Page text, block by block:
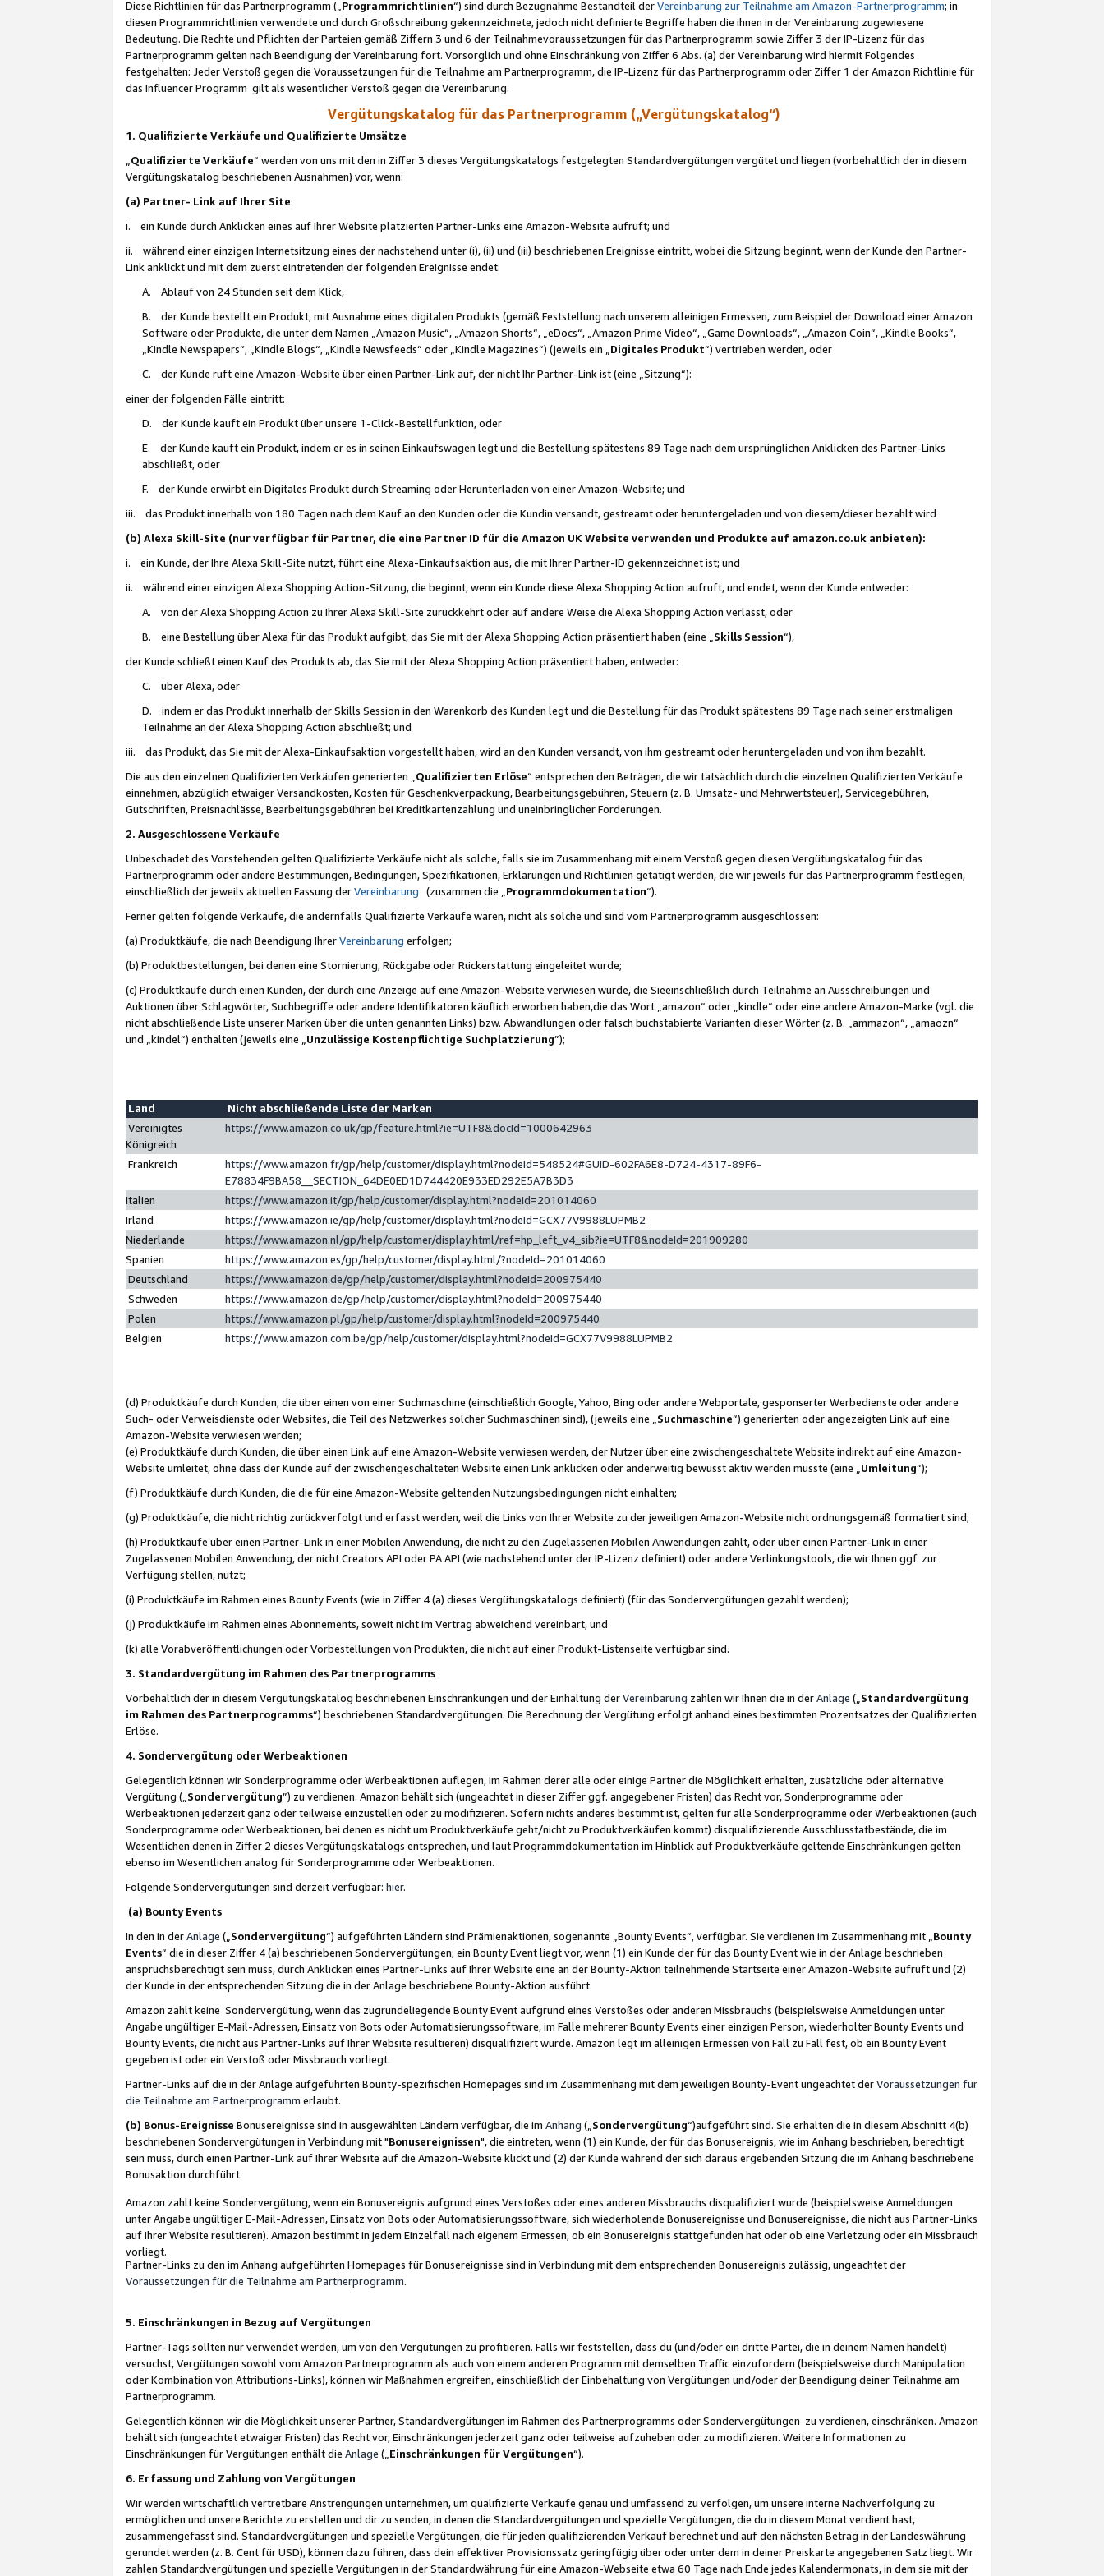
Diese Richtlinien für das Partnerprogramm („Programmrichtlinien“) sind durch Bezugnahme Bestandteil derVereinbarung zur Teilnahme am Amazon-Partnerprogramm; in
diesen Programmrichtlinien verwendete und durch Großschreibung gekennzeichnete, jedoch nicht definierte Begriffe haben die ihnen in der Vereinbarung zugewiesene
Bedeutung. Die Rechte und Pflichten der Parteien gemäß Ziffern 3 und 6 der Teilnahmevoraussetzungen für das Partnerprogramm sowie Ziffer 3 der IP-Lizenz für das
Partnerprogramm gelten nach Beendigung der Vereinbarung fort. Vorsorglich und ohne Einschränkung von Ziffer 6 Abs. (a) der Vereinbarung wird hiermit Folgendes
festgehalten: Jeder Verstoß gegen die Voraussetzungen für die Teilnahme am Partnerprogramm, die IP-Lizenz für das Partnerprogramm oder Ziffer 1 der Amazon Richtlinie für
das Influencer Programm gilt als wesentlicher Verstoß gegen die Vereinbarung.
Vergütungskatalog für das Partnerprogramm („Vergütungskatalog“)
1. Qualifizierte Verkäufe und Qualifizierte Umsätze
Qualifizierte Verkäufe“ werden von uns mit den in Ziffer 3 dieses Vergütungskatalogs festgelegten Standardvergütungen vergütet und liegen (vorbehaltlich der in diesem
Vergütungskatalog beschriebenen Ausnahmen) vor, wenn:
(a) Partner- Link auf Ihrer Site:
i. ein Kunde durch Anklicken eines auf Ihrer Website platzierten Partner-Links eine Amazon-Website aufruft; und
ii. während einer einzigen Internetsitzung eines der nachstehend unter (i), (ii) und (iii) beschriebenen Ereignisse eintritt, wobei die Sitzung beginnt, wenn der Kunde den Partner-
Link anklickt und mit dem zuerst eintretenden der folgenden Ereignisse endet:
A. Ablauf von 24 Stunden seit dem Klick,
B. der Kunde bestellt ein Produkt, mit Ausnahme eines digitalen Produkts (gemäß Feststellung nach unserem alleinigen Ermessen, zum Beispiel der Download einer Amazon
Software oder Produkte, die unter dem Namen „Amazon Music“, „Amazon Shorts“, „eDocs“, „Amazon Prime Video“, „Game Downloads“, „Amazon Coin“, „Kindle Books“,
„Kindle Newspapers“, „Kindle Blogs“, „Kindle Newsfeeds“ oder „Kindle Magazines“) (jeweils ein „ Digitales Produkt“) vertrieben werden, oder
C. der Kunde ruft eine Amazon-Website über einen Partner-Link auf, der nicht Ihr Partner-Link ist (eine „Sitzung“):
einer der folgenden Fälle eintritt:
D. der Kunde kauft ein Produkt über unsere 1-Click-Bestellfunktion, oder
E. der Kunde kauft ein Produkt, indem er es in seinen Einkaufswagen legt und die Bestellung spätestens 89 Tage nach dem ursprünglichen Anklicken des Partner-Links
abschließt, oder
F. der Kunde erwirbt ein Digitales Produkt durch Streaming oder Herunterladen von einer Amazon-Website; und
iii. das Produkt innerhalb von 180 Tagen nach dem Kauf an den Kunden oder die Kundin versandt, gestreamt oder heruntergeladen und von diesem/dieser bezahlt wird
(b) Alexa Skill-Site (nur verfügbar für Partner, die eine Partner ID für die Amazon UK Website verwenden und Produkte auf amazon.co.uk anbieten):
i. ein Kunde, der Ihre Alexa Skill-Site nutzt, führt eine Alexa-Einkaufsaktion aus, die mit Ihrer Partner-ID gekennzeichnet ist; und
ii. während einer einzigen Alexa Shopping Action-Sitzung, die beginnt, wenn ein Kunde diese Alexa Shopping Action aufruft, und endet, wenn der Kunde entweder:
A. von der Alexa Shopping Action zu Ihrer Alexa Skill-Site zurückkehrt oder auf andere Weise die Alexa Shopping Action verlässt, oder
B. eine Bestellung über Alexa für das Produkt aufgibt, das Sie mit der Alexa Shopping Action präsentiert haben (eine „ Skills Session“),
der Kunde schließt einen Kauf des Produkts ab, das Sie mit der Alexa Shopping Action präsentiert haben, entweder:
C. über Alexa, oder
D. indem er das Produkt innerhalb der Skills Session in den Warenkorb des Kunden legt und die Bestellung für das Produkt spätestens 89 Tage nach seiner erstmaligen
Teilnahme an der Alexa Shopping Action abschließt; und
iii. das Produkt, das Sie mit der Alexa-Einkaufsaktion vorgestellt haben, wird an den Kunden versandt, von ihm gestreamt oder heruntergeladen und von ihm bezahlt.
Die aus den einzelnen Qualifizierten Verkäufen generierten „ Qualifizierten Erlöse“ entsprechen den Beträgen, die wir tatsächlich durch die einzelnen Qualifizierten Verkäufe
einnehmen, abzüglich etwaiger Versandkosten, Kosten für Geschenkverpackung, Bearbeitungsgebühren, Steuern (z. B. Umsatz- und Mehrwertsteuer), Servicegebühren,
Gutschriften, Preisnachlässe, Bearbeitungsgebühren bei Kreditkartenzahlung und uneinbringlicher Forderungen.
2. Ausgeschlossene Verkäufe
Unbeschadet des Vorstehenden gelten Qualifizierte Verkäufe nicht als solche, falls sie im Zusammenhang mit einem Verstoß gegen diesen Vergütungskatalog für das
Partnerprogramm oder andere Bestimmungen, Bedingungen, Spezifikationen, Erklärungen und Richtlinien getätigt werden, die wir jeweils für das Partnerprogramm festlegen,
einschließlich der jeweils aktuellen Fassung derVereinbarung (zusammen die „ Programmdokumentation“).
Ferner gelten folgende Verkäufe, die andernfalls Qualifizierte Verkäufe wären, nicht als solche und sind vom Partnerprogramm ausgeschlossen:
(a) Produktkäufe, die nach Beendigung IhrerVereinbarung erfolgen;
(b) Produktbestellungen, bei denen eine Stornierung, Rückgabe oder Rückerstattung eingeleitet wurde;
(c) Produktkäufe durch einen Kunden, der durch eine Anzeige auf eine Amazon-Website verwiesen wurde, die Sieeinschließlich durch Teilnahme an Ausschreibungen und
Auktionen über Schlagwörter, Suchbegriffe oder andere Identifikatoren käuflich erworben haben,die das Wort „amazon“ oder „kindle“ oder eine andere Amazon-Marke (vgl. die
nicht abschließende Liste unserer Marken über die unten genannten Links) bzw. Abwandlungen oder falsch buchstabierte Varianten dieser Wörter (z. B. „ammazon“, „amaozn“
und „kindel“) enthalten (jeweils eine „ Unzulässige Kostenpflichtige Suchplatzierung”);
Land
Nicht abschließende Liste der Marken
Vereinigtes
Königreich
https://www.amazon.co.uk/gp/feature.html?ie=UTF8&docId=1000642963
Frankreich
https://www.amazon.fr/gp/help/customer/display.html?nodeId=548524#GUID-602FA6E8-D724-4317-89F6-
E78834F9BA58__SECTION_64DE0ED1D744420E933ED292E5A7B3D3
Italien
https://www.amazon.it/gp/help/customer/display.html?nodeId=201014060
Irland
https://www.amazon.ie/gp/help/customer/display.html?nodeId=GCX77V9988LUPMB2
Niederlande
https://www.amazon.nl/gp/help/customer/display.html/ref=hp_left_v4_sib?ie=UTF8&nodeId=201909280
Spanien
https://www.amazon.es/gp/help/customer/display.html/?nodeId=201014060
Deutschland
https://www.amazon.de/gp/help/customer/display.html?nodeId=200975440
Schweden
https://www.amazon.de/gp/help/customer/display.html?nodeId=200975440
Polen
https://www.amazon.pl/gp/help/customer/display.html?nodeId=200975440
Belgien
https://www.amazon.com.be/gp/help/customer/display.html?nodeId=GCX77V9988LUPMB2
(d) Produktkäufe durch Kunden, die über einen von einer Suchmaschine (einschließlich Google, Yahoo, Bing oder andere Webportale, gesponserter Werbedienste oder andere
Such- oder Verweisdienste oder Websites, die Teil des Netzwerkes solcher Suchmaschinen sind), (jeweils eine „ Suchmaschine“) generierten oder angezeigten Link auf eine
Amazon-Website verwiesen werden;
(e) Produktkäufe durch Kunden, die über einen Link auf eine Amazon-Website verwiesen werden, der Nutzer über eine zwischengeschaltete Website indirekt auf eine Amazon-
Website umleitet, ohne dass der Kunde auf der zwischengeschalteten Website einen Link anklicken oder anderweitig bewusst aktiv werden müsste (eine „ Umleitung“);
(f) Produktkäufe durch Kunden, die die für eine Amazon-Website geltenden Nutzungsbedingungen nicht einhalten;
(g) Produktkäufe, die nicht richtig zurückverfolgt und erfasst werden, weil die Links von Ihrer Website zu der jeweiligen Amazon-Website nicht ordnungsgemäß formatiert sind;
(h) Produktkäufe über einen Partner-Link in einer Mobilen Anwendung, die nicht zu den Zugelassenen Mobilen Anwendungen zählt, oder über einen Partner-Link in einer
Zugelassenen Mobilen Anwendung, der nicht Creators API oder PA API (wie nachstehend unter der IP-Lizenz definiert) oder andere Verlinkungstools, die wir Ihnen ggf. zur
Verfügung stellen, nutzt;
(i) Produktkäufe im Rahmen eines Bounty Events (wie in Ziffer 4 (a) dieses Vergütungskatalogs definiert) (für das Sondervergütungen gezahlt werden);
(j) Produktkäufe im Rahmen eines Abonnements, soweit nicht im Vertrag abweichend vereinbart, und
(k) alle Vorabveröffentlichungen oder Vorbestellungen von Produkten, die nicht auf einer Produkt-Listenseite verfügbar sind.
3. Standardvergütung im Rahmen des Partnerprogramms
Vorbehaltlich der in diesem Vergütungskatalog beschriebenen Einschränkungen und der Einhaltung derVereinbarung zahlen wir Ihnen die in derAnlage („ Standardvergütung
im Rahmen des Partnerprogramms“) beschriebenen Standardvergütungen. Die Berechnung der Vergütung erfolgt anhand eines bestimmten Prozentsatzes der Qualifizierten
Erlöse.
4. Sondervergütung oder Werbeaktionen
Gelegentlich können wir Sonderprogramme oder Werbeaktionen auflegen, im Rahmen derer alle oder einige Partner die Möglichkeit erhalten, zusätzliche oder alternative
Vergütung („ Sondervergütung”) zu verdienen. Amazon behält sich (ungeachtet in dieser Ziffer ggf. angegebener Fristen) das Recht vor, Sonderprogramme oder
Werbeaktionen jederzeit ganz oder teilweise einzustellen oder zu modifizieren. Sofern nichts anderes bestimmt ist, gelten für alle Sonderprogramme oder Werbeaktionen (auch
Sonderprogramme oder Werbeaktionen, bei denen es nicht um Produktverkäufe geht/nicht zu Produktverkäufen kommt) disqualifizierende Ausschlusstatbestände, die im
Wesentlichen denen in Ziffer 2 dieses Vergütungskatalogs entsprechen, und laut Programmdokumentation im Hinblick auf Produktverkäufe geltende Einschränkungen gelten
ebenso im Wesentlichen analog für Sonderprogramme oder Werbeaktionen.
Folgende Sondervergütungen sind derzeit verfügbar: hier.
(a) Bounty Events
In den in derAnlage („ Sondervergütung“) aufgeführten Ländern sind Prämienaktionen, sogenannte „Bounty Events“, verfügbar. Sie verdienen im Zusammenhang mit „ Bounty
Events“ die in dieser Ziffer 4 (a) beschriebenen Sondervergütungen; ein Bounty Event liegt vor, wenn (1) ein Kunde der für das Bounty Event wie in der Anlage beschrieben
anspruchsberechtigt sein muss, durch Anklicken eines Partner-Links auf Ihrer Website eine an der Bounty-Aktion teilnehmende Startseite einer Amazon-Website aufruft und (2)
der Kunde in der entsprechenden Sitzung die in der Anlage beschriebene Bounty-Aktion ausführt.
Amazon zahlt keine Sondervergütung, wenn das zugrundeliegende Bounty Event aufgrund eines Verstoßes oder anderen Missbrauchs (beispielsweise Anmeldungen unter
Angabe ungültiger E-Mail-Adressen, Einsatz von Bots oder Automatisierungssoftware, im Falle mehrerer Bounty Events einer einzigen Person, wiederholter Bounty Events und
Bounty Events, die nicht aus Partner-Links auf Ihrer Website resultieren) disqualifiziert wurde. Amazon legt im alleinigen Ermessen von Fall zu Fall fest, ob ein Bounty Event
gegeben ist oder ein Verstoß oder Missbrauch vorliegt.
Partner-Links auf die in der Anlage aufgeführten Bounty-spezifischen Homepages sind im Zusammenhang mit dem jeweiligen Bounty-Event ungeachtet derVoraussetzungen für
die Teilnahme am Partnerprogramm erlaubt.
(b) Bonus-Ereignisse Bonusereignisse sind in ausgewählten Ländern verfügbar, die im Anhang („ Sondervergütung“)aufgeführt sind. Sie erhalten die in diesem Abschnitt 4(b)
beschriebenen Sondervergütungen in Verbindung mit "Bonusereignissen", die eintreten, wenn (1) ein Kunde, der für das Bonusereignis, wie im Anhang beschrieben, berechtigt
sein muss, durch einen Partner-Link auf Ihrer Website auf die Amazon-Website klickt und (2) der Kunde während der sich daraus ergebenden Sitzung die im Anhang beschriebene
Bonusaktion durchführt.
Amazon zahlt keine Sondervergütung, wenn ein Bonusereignis aufgrund eines Verstoßes oder eines anderen Missbrauchs disqualifiziert wurde (beispielsweise Anmeldungen
unter Angabe ungültiger E-Mail-Adressen, Einsatz von Bots oder Automatisierungssoftware, sich wiederholende Bonusereignisse und Bonusereignisse, die nicht aus Partner-Links
auf Ihrer Website resultieren). Amazon bestimmt in jedem Einzelfall nach eigenem Ermessen, ob ein Bonusereignis stattgefunden hat oder ob eine Verletzung oder ein Missbrauch
vorliegt.
Partner-Links zu den im Anhang aufgeführten Homepages für Bonusereignisse sind in Verbindung mit dem entsprechenden Bonusereignis zulässig, ungeachtet der
Voraussetzungen für die Teilnahme am Partnerprogramm.
5. Einschränkungen in Bezug auf Vergütungen
Partner-Tags sollten nur verwendet werden, um von den Vergütungen zu profitieren. Falls wir feststellen, dass du (und/oder ein dritte Partei, die in deinem Namen handelt)
versuchst, Vergütungen sowohl vom Amazon Partnerprogramm als auch von einem anderen Programm mit demselben Traffic einzufordern (beispielsweise durch Manipulation
oder Kombination von Attributions-Links), können wir Maßnahmen ergreifen, einschließlich der Einbehaltung von Vergütungen und/oder der Beendigung deiner Teilnahme am
Partnerprogramm.
Gelegentlich können wir die Möglichkeit unserer Partner, Standardvergütungen im Rahmen des Partnerprogramms oder Sondervergütungen zu verdienen, einschränken. Amazon
behält sich (ungeachtet etwaiger Fristen) das Recht vor, Einschränkungen jederzeit ganz oder teilweise aufzuheben oder zu modifizieren. Weitere Informationen zu
Einschränkungen für Vergütungen enthält die Anlage („ Einschränkungen für Vergütungen“).
6. Erfassung und Zahlung von Vergütungen
Wir werden wirtschaftlich vertretbare Anstrengungen unternehmen, um qualifizierte Verkäufe genau und umfassend zu verfolgen, um unsere interne Nachverfolgung zu
ermöglichen und unsere Berichte zu erstellen und dir zu senden, in denen die Standardvergütungen und spezielle Vergütungen, die du in diesem Monat verdient hast,
zusammengefasst sind. Standardvergütungen und spezielle Vergütungen, die für jeden qualifizierenden Verkauf berechnet und auf den nächsten Betrag in der Landeswährung
gerundet werden (z. B. Cent für USD), können dazu führen, dass dein effektiver Provisionssatz geringfügig über oder unter dem in deiner Preiskarte angegebenen Satz liegt. Wir
zahlen Standardvergütungen und spezielle Vergütungen in der Standardwährung für eine Amazon-Webseite etwa 60 Tage nach Ende jedes Kalendermonats, in dem sie mit der